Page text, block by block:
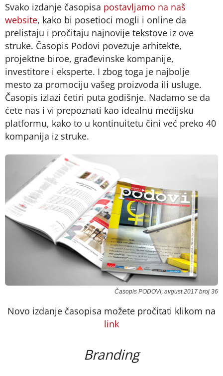
Svako izdanje časopisa postavljamo na naš
website, kako bi posetioci mogli i online da
prelistaju i pročitaju najnovije tekstove iz ove
struke. Časopis Podovi povezuje arhitekte,
projektne biroe, građevinske kompanije,
investitore i eksperte. I zbog toga je najbolje
mesto za promociju vašeg proizvoda ili usluge.
Časopis izlazi četiri puta godišnje. Nadamo se da
ćete nas i vi prepoznati kao idealnu medijsku
platformu, kako to u kontinuitetu čini već preko 40
kompanija iz struke.
Časopis PODOVI, avgust 2017 broj 36
Novo izdanje časopisa možete pročitati klikom na
link
Branding